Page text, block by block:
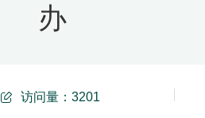
办
访问量： 3201